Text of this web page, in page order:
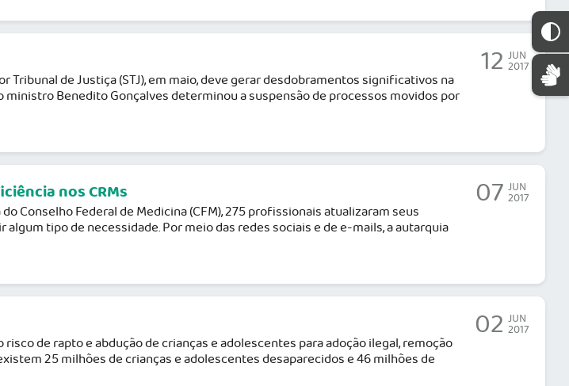
de Justiça (STJ), em maio, deve gerar desdobramentos significativos na
Benedito Gonçalves determinou a suspensão de processos movidos por
12 JUN
2017
nos CRMs
Conselho Federal de Medicina (CFM), 275 profissionais atualizaram seus
tipo de necessidade. Por meio das redes sociais e de e-mails, a autarquia
07 JUN
2017
de rapto e abdução de crianças e adolescentes para adoção ilegal, remoção
25 milhões de crianças e adolescentes desaparecidos e 46 milhões de
02 JUN
2017